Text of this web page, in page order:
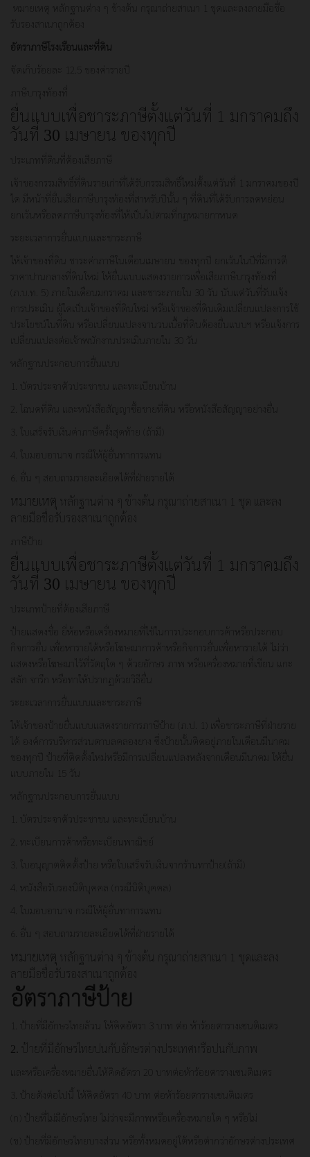
หมายเหตุ หลักฐานต่าง ๆ ข้างต้น กรุณาถ่ายสาเนา 1 ชุดและลงลายมือชื่อ
รับรองสาเนาถูกต้อง
อัตราภาษีโรงเรือนและที่ดิน
จัดเก็บร้อยละ 12.5 ของค่ารายปี
ภาษีบารุงท้องที่
ยื่นแบบเพื่อชาระภาษีตั้งแต่วันที่ 1 มกราคมถึง
วันที่ 30 เมษายน ของทุกปี
ประเภทที่ดินที่ต้องเสียภาษี
เจ้าของกรรมสิทธิ์ที่ดินรายเก่าที่ได้รับกรรมสิทธิ์ใหม่ตั้งแต่วันที่ 1 มกราคมของปี
ใด มีหน้าที่ยื่นเสียภาษีบารุงท้องที่สาหรับปีนั้น ๆ ที่ดินที่ได้รับการลดหย่อน
ยกเว้นหรือลดภาษีบารุงท้องที่ให้เป็นไปตามที่กฎหมายกาหนด
ระยะเวลาการยื่นแบบและชาระภาษี
ให้เจ้าของที่ดิน ชาระค่าภาษีในเดือนเมษายน ของทุกปี ยกเว้นในปีที่มีการตี
ราคาปานกลางที่ดินใหม่ ให้ยื่นแบบแสดงรายการเพื่อเสียภาษีบารุงท้องที่
(ภ.บ.ท. 5) ภายในเดือนมกราคม และชาระภายใน 30 วัน นับแต่วันที่รับแจ้ง
การประเมิน ผู้ใดเป็นเจ้าของที่ดินใหม่ หรือเจ้าของที่ดินเดิมเปลี่ยนแปลงการใช้
ประโยชน์ในที่ดิน หรือเปลี่ยนแปลงจานวนเนื้อที่ดินต้องยื่นแบบฯ หรือแจ้งการ
เปลี่ยนแปลงต่อเจ้าพนักงานประเมินภายใน 30 วัน
1. บัตรประจาตัวประชาชน และทะเบียนบ้าน
2. โฉนดที่ดิน และหนังสือสัญญาซื้อขายที่ดิน หรือหนังสือสัญญาอย่างอื่น
3. ใบเสร็จรับเงินค่าภาษีครั้งสุดท้าย (ถ้ามี)
4. ใบมอบอานาจ กรณีให้ผู้อื่นทาการแทน
6. อื่น ๆ สอบถามรายละเอียดได้ที่ฝ่ายรายได้
หมายเหตุ
หลักฐานต่าง ๆ ข้างต้น กรุณาถ่ายสาเนา 1 ชุด และลง
ลายมือชื่อรับรองสาเนาถูกต้อง
ภาษีป้าย
ยื่นแบบเพื่อชาระภาษีตั้งแต่วันที่ 1 มกราคมถึง
วันที่ 30 เมษายน ของทุกปี
ประเภทป้ายที่ต้องเสียภาษี
ป้ายแสดงชื่อ ยี่ห้อหรือเครื่องหมายที่ใช้ในการประกอบการค้าหรือประกอบ
กิจการอื่น เพื่อหารายได้หรือโฆษณาการค้าหรือกิจการอื่นเพื่อหารายได้ ไม่ว่า
แสดงหรือโฆษณาไว้ที่วัตถุใด ๆ ด้วยอักษร ภาพ หรือเครื่องหมายที่เขียน แกะ
สลัก จารึก หรือทาให้ปรากฏด้วยวิธีอื่น
ระยะเวลาการยื่นแบบและชาระภาษี
ให้เจ้าของป้ายยื่นแบบแสดงรายการภาษีป้าย (ภ.ป. 1) เพื่อชาระภาษีที่ฝ่ายราย
ได้ องค์การบริหารส่วนตาบลคลองยาง ซึ่งป้ายนั้นติดอยู่ภายในเดือนมีนาคม
ของทุกปี ป้ายที่ติดตั้งใหม่หรือมีการเปลี่ยนแปลงหลังจากเดือนมีนาคม ให้ยื่น
แบบภายใน 15 วัน
1. บัตรประจาตัวประชาชน และทะเบียนบ้าน
2. ทะเบียนการค้าหรือทะเบียนพาณิชย์
3. ใบอนุญาตติดตั้งป้าย หรือใบเสร็จรับเงินจากร้านทาป้าย(ถ้ามี)
4. หนังสือรับรองนิติบุคคล (กรณีนิติบุคคล)
4. ใบมอบอานาจ กรณีให้ผู้อื่นทาการแทน
6. อื่น ๆ สอบถามรายละเอียดได้ที่ฝ่ายรายได้
หมายเหตุ
หลักฐานต่าง ๆ ข้างต้น กรุณาถ่ายสาเนา 1 ชุดและลง
ลายมือชื่อรับรองสาเนาถูกต้อง
อัตราภาษีป้าย
1. ป้ายที่มีอักษรไทยล้วน ให้คิดอัตรา 3 บาท ต่อ ห้าร้อยตารางเซนติเมตร
2. ป้ายที่มีอักษรไทยปนกับอักษรต่างประเทศหรือปนกับภาพ
และหรือเครื่องหมายอื่นให้คิดอัตรา 20 บาทต่อห้าร้อยตารางเซนติเมตร
3. ป้ายดังต่อไปนี้ ให้คิดอัตรา 40 บาท ต่อห้าร้อยตารางเซนติเมตร
(ก) ป้ายที่ไม่มีอักษรไทย ไม่ว่าจะมีภาพหรือเครื่องหมายใด ๆ หรือไม่
(ข) ป้ายที่มีอักษรไทยบางส่วน หรือทั้งหมดอยู่ใต้หรือต่ากว่าอักษรต่างประเทศ